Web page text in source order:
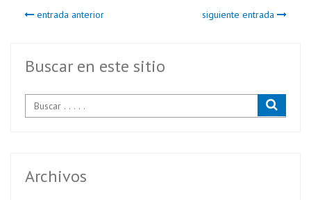
o
k
er A
p
entrada anterior siguiente entrada
Buscar en este sitio
Archivos